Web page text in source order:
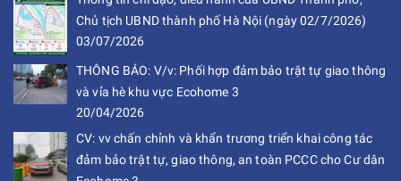
Chủ tịch UBND thành phố Hà Nội (ngày 02/7/2026)
03/07/2026
THÔNG BÁO: V/v: Phối hợp đảm bảo trật tự giao thông
và vỉa hè khu vực Ecohome 3
20/04/2026
CV: vv chấn chỉnh và khẩn trương triển khai công tác
đảm bảo trật tự, giao thông, an toàn PCCC cho Cư dân